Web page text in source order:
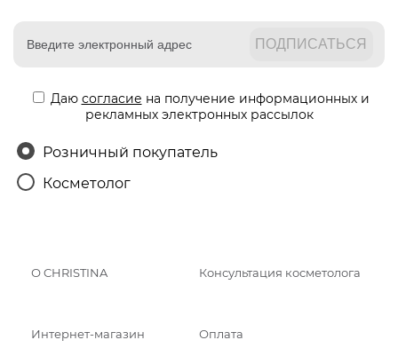
Даю согласие на получение информационных и
рекламных электронных рассылок
Розничный покупатель
Косметолог
О CHRISTINA Консультация косметолога
Интернет-магазин Оплата